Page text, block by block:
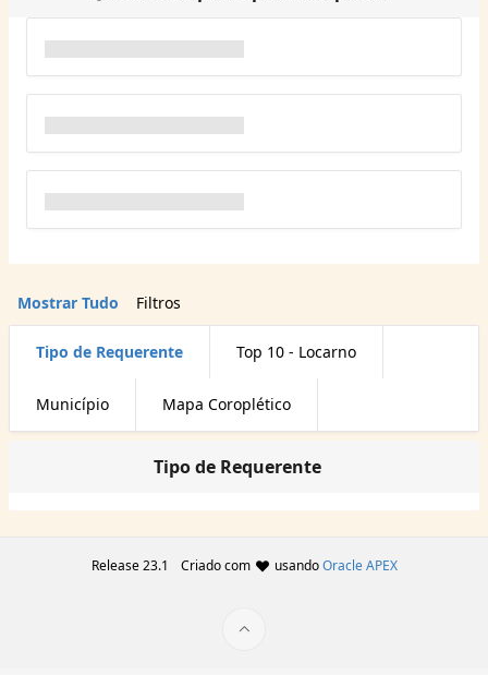
Mostrar Tudo Filtros
Tipo de Requerente Top 10 - Locarno
Município Mapa Coroplético
Tipo de Requerente
Release 23.1 Criado com usandoOracle APEX